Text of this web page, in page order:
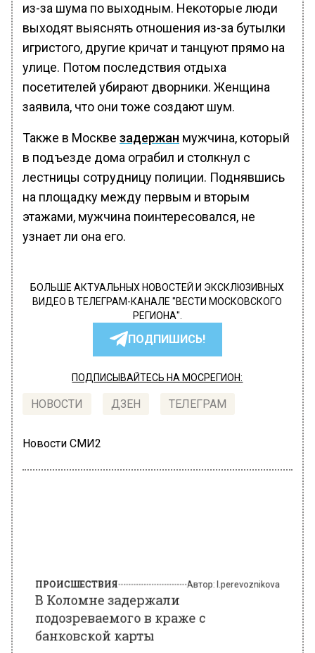
из-за шума по выходным. Некоторые люди
выходят выяснять отношения из-за бутылки
игристого, другие кричат и танцуют прямо на
улице. Потом последствия отдыха
посетителей убирают дворники. Женщина
заявила, что они тоже создают шум.
Также в Москве задержан мужчина, который
в подъезде дома ограбил и столкнул с
лестницы сотрудницу полиции. Поднявшись
на площадку между первым и вторым
этажами, мужчина поинтересовался, не
узнает ли она его.
БОЛЬШЕ АКТУАЛЬНЫХ НОВОСТЕЙ И ЭКСКЛЮЗИВНЫХ
ВИДЕО В ТЕЛЕГРАМ-КАНАЛЕ "ВЕСТИ МОСКОВСКОГО
РЕГИОНА".
ПОДПИШИСЬ!
ПОДПИСЫВАЙТЕСЬ НА МОСРЕГИОН:
НОВОСТИ ДЗЕН ТЕЛЕГРАМ
Новости СМИ2
2 февраля 2023, 06:43
В Коломне задержали мужчину, который